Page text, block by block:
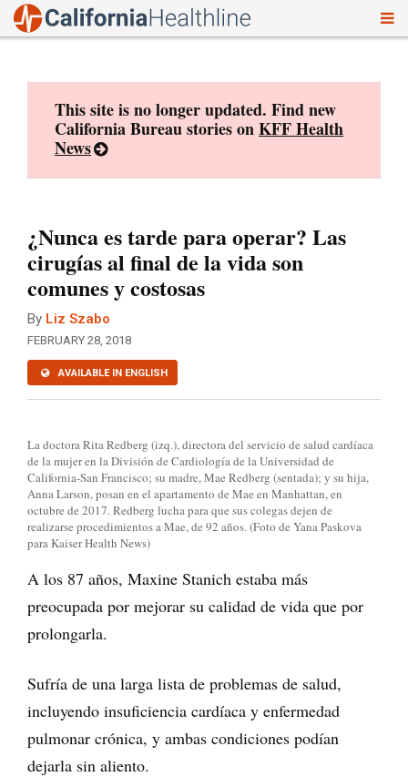
This site is no longer updated. Find new
California Bureau stories onKFF Health
News
¿Nunca es tarde para operar? Las
cirugías al final de la vida son
comunes y costosas
By Liz Szabo
FEBRUARY 28, 2018
AVAILABLE IN ENGLISH
La doctora Rita Redberg (izq.), directora del servicio de salud cardíaca
de la mujer en la División de Cardiología de la Universidad de
California-San Francisco; su madre, Mae Redberg (sentada); y su hija,
Anna Larson, posan en el apartamento de Mae en Manhattan, en
octubre de 2017. Redberg lucha para que sus colegas dejen de
realizarse procedimientos a Mae, de 92 años. (Foto de Yana Paskova
para Kaiser Health News)
A los 87 años, Maxine Stanich estaba más
preocupada por mejorar su calidad de vida que por
prolongarla.
Sufría de una larga lista de problemas de salud,
incluyendo insuficiencia cardíaca y enfermedad
pulmonar crónica, y ambas condiciones podían
dejarla sin aliento.